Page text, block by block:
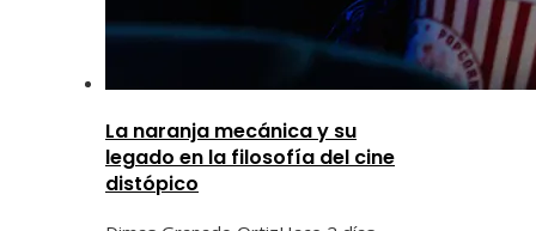
La naranja mecánica y su
legado en la filosofía del cine
distópico